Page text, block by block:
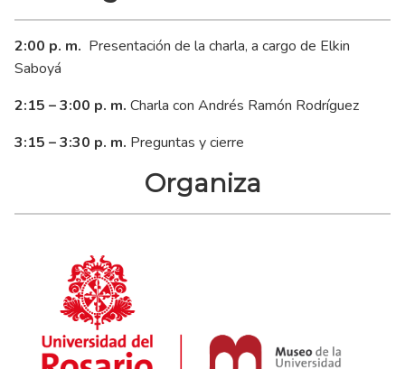
2:00 p. m. Presentación de la charla, a cargo de Elkin
Saboyá
2:15 – 3:00 p. m. Charla con Andrés Ramón Rodríguez
3:15 – 3:30 p. m. Preguntas y cierre
Organiza